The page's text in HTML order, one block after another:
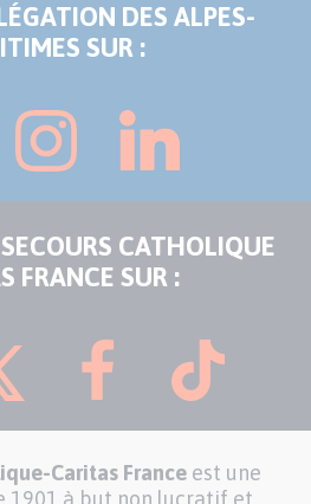
DES ALPES-
SUR :
CATHOLIQUE
FRANCE SUR :
Caritas France est une
1901 à but non lucratif et